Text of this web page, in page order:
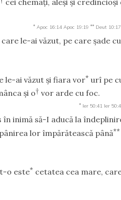
* Apoc 16:14 Apoc 19:19 ** Deut 10:17
care le-ai văzut, pe care şade
le-ai văzut şi fiara vor* urî pe
şi o† vor arde cu foc.
* Ier 50:41 Ier
în inimă să-I aducă la
lor împărătească până**
o este* cetatea cea mare,